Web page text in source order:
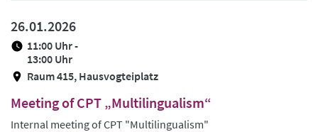
26.01.2026
11:00 Uhr -
13:00 Uhr
Raum 415, Hausvogteiplatz
Meeting of CPT „Multilingualism“
Internal meeting of CPT "Multilingualism"